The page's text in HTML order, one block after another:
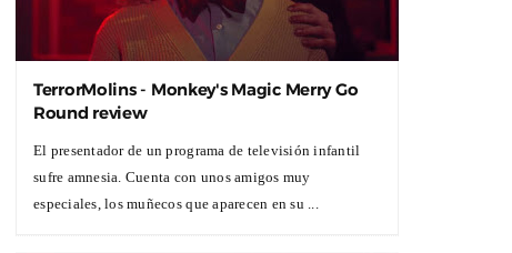
TerrorMolins - Monkey's Magic Merry Go
Round review
El presentador de un programa de televisión infantil
sufre amnesia. Cuenta con unos amigos muy
especiales, los muñecos que aparecen en su ...